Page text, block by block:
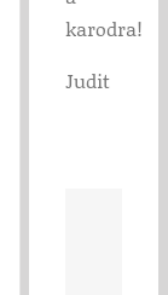
karodra!
Judit